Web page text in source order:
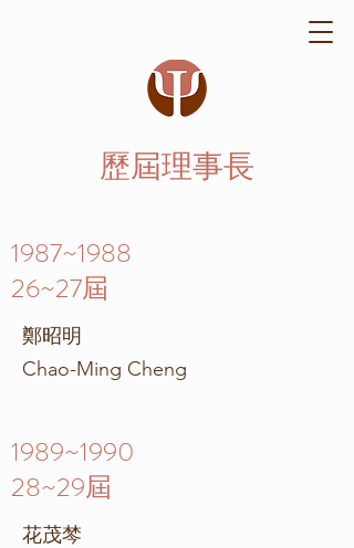
歷屆理事長
1987~1988
26~27屆
鄭昭明
Chao-Ming Cheng
1989~1990
28~29屆
花茂棽